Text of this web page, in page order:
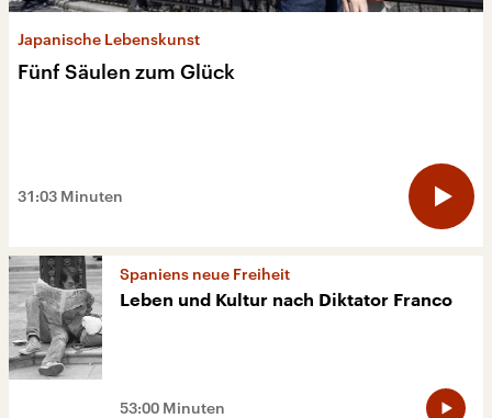
Japanische Lebenskunst
Fünf Säulen zum Glück
31:03 Minuten
Spaniens neue Freiheit
Leben und Kultur nach Diktator Franco
53:00 Minuten